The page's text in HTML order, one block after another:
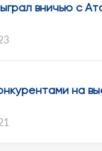
вничью с
на